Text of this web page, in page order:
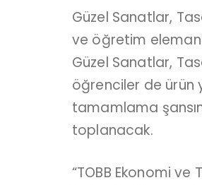
Güzel Sanatlar,
ve öğretim
Güzel Sanatlar,
öğrenciler de ürün
tamamlama
toplanacak.
“TOBB Ekonomi